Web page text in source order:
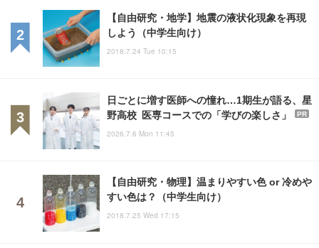
【自由研究・地学】地震の液状化現象を再現
しよう（中学生向け）
2018.7.24 Tue 10:15
日ごとに増す医師への憧れ…1期生が語る、星
野高校 医専コースでの「学びの楽しさ」
PR
2026.7.6 Mon 11:45
【自由研究・物理】温まりやすい色 or 冷めや
すい色は？（中学生向け）
2018.7.25 Wed 17:15